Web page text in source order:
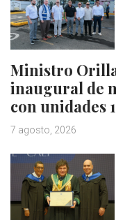
Ministro
inaugural de
con unidades
7 agosto, 2026